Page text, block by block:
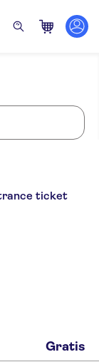
ticket
Gratis